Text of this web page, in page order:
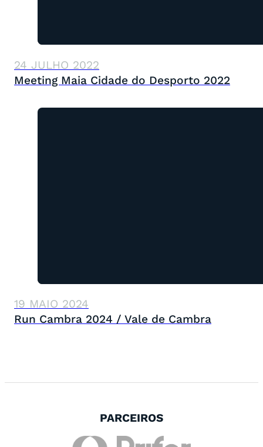
24 JULHO 2022
Meeting Maia Cidade do Desporto 2022
19 MAIO 2024
Run Cambra 2024 / Vale de Cambra
PARCEIROS